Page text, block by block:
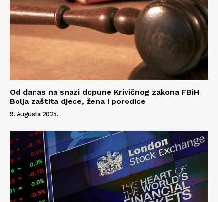
Od danas na snazi dopune Krivičnog zakona FBiH:
Bolja zaštita djece, žena i porodice
9. Augusta 2025.